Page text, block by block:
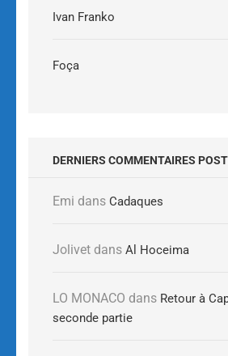
Ivan Franko
Foça
DERNIERS COMMENTAIRES
Emi dans Cadaques
Jolivet dans Al Hoceima
LO MONACO dans Retour à
seconde partie